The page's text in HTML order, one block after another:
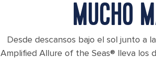
MUCHO
Desde descansos bajo el sol junto a
Amplified Allure of the Seas® lleva los